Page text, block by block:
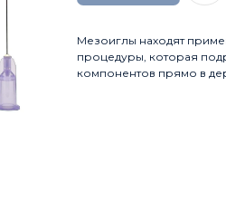
Мезоиглы находят
процедуры, которая
компонентов прямо в